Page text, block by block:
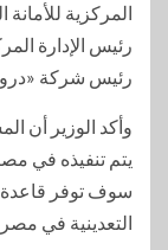
المركزية للأمانة
رئيس الإدارة
رئيس شركة
وأكد الوزير أن
سوف توفر قاعدة
التعدينية في